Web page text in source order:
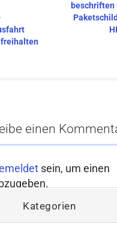
einen
sein, um einen
Kategorien